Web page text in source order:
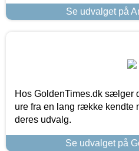
Se udvalget på
Hos GoldenTimes.dk sælger
ure fra en lang række kendte
deres udvalg.
Se udvalget på